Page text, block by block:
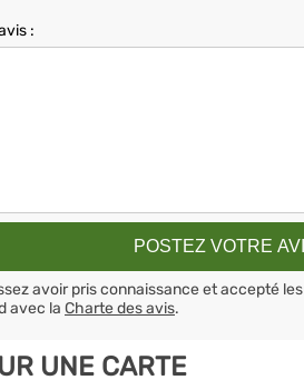
:
avoir pris connaissance et accepté les
avec la Charte des avis.
UNE CARTE